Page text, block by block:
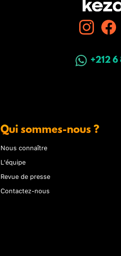
+212
Qui sommes-nous ?
Nous connaître
L'équipe
Revue de presse
Contactez-nous